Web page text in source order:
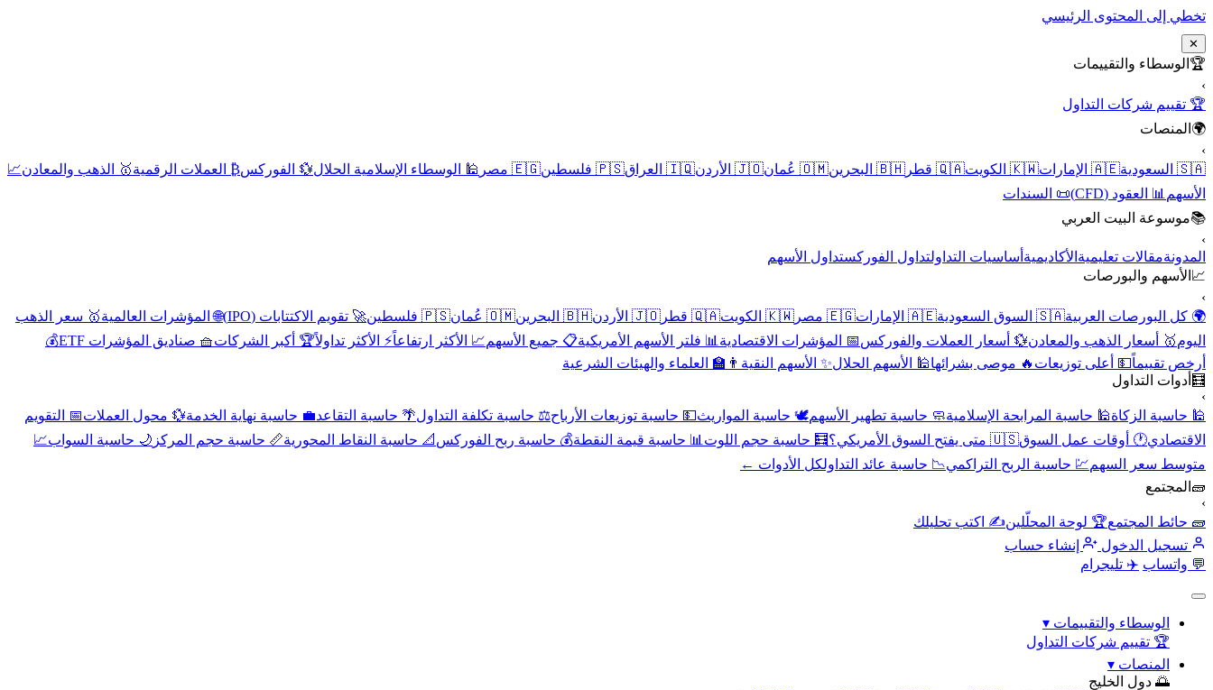
تخطي إلى المحتوى الرئيسي
✕
🏆 الوسطاء والتقييمات
›
🏆 تقييم شركات التداول
🌍 المنصات
›
🇸🇦 السعودية
🇦🇪 الإمارات 🇰🇼 الكويت 🇶🇦 قطر 🇧🇭 البحرين 🇴🇲 عُمان 🇯🇴 الأردن 🇮🇶 العراق 🇵🇸 فلسطين 🇪🇬 مصر 🕌 الوسطاء الإسلامية الحلال💱 الفوركس₿ العملات الرقمية🥇 الذهب والمعادن📈
الأسهم 📊 العقود (CFD)
📜 السندات
📚موسوعة البيت العربي
›
المدونةمقالات تعليمية الأكاديمية أساسيات التداولتداول الفوركستداول الأسهم
📈 الأسهم والبورصات
›
🌍 كل البورصات العربية🇸🇦 السوق السعودية 🇦🇪 الإمارات 🇪🇬 مصر 🇰🇼 الكويت 🇶🇦 قطر 🇯🇴 الأردن 🇧🇭 البحرين 🇴🇲 عُمان 🇵🇸 فلسطين 🚀 تقويم الاكتتابات (IPO) 🌐 المؤشرات العالمية🥇 سعر الذهب
اليوم🥇 أسعار الذهب والمعادن💱 أسعار العملات والفوركس📅 المؤشرات الاقتصادية 📊 فلتر الأسهم الأمريكية📋 جميع الأسهم📈 الأكثر ارتفاعاً⚡ الأكثر تداولاً🏆 أكبر الشركات🧺 صناديق المؤشرات ETF
💰
أرخص تقييماً💵 أعلى توزيعات 🔥 موصى بشرائها🕌 الأسهم الحلال✨ الأسهم النقية 👨‍🏫 العلماء والهيئات الشرعية
🧮 أدوات التداول
›
🕌 حاسبة الزكاة🕌 حاسبة المرابحة الإسلامية🧼 حاسبة تطهير الأسهم🕊️ حاسبة المواريث💵 حاسبة توزيعات الأرباح⚖️ حاسبة تكلفة التداول🌴 حاسبة التقاعد💼 حاسبة نهاية الخدمة💱 محول العملات📅 التقويم
الاقتصادي🕐 أوقات عمل السوق🇺🇸 متى يفتح السوق الأمريكي؟ 🧮 حاسبة حجم اللوت 📊 حاسبة قيمة النقطة💰 حاسبة ربح الفوركس 📐 حاسبة النقاط المحورية📏 حاسبة حجم المركز 🌙 حاسبة السواب📈
متوسط سعر السهم💹 حاسبة الربح التراكمي📉 حاسبة عائد التداولكل الأدوات ←
🧱 المجتمع
›
🧱 حائط المجتمع🏆 لوحة المحلّلين✍️ اكتب تحليلك
تسجيل الدخول
إنشاء حساب
💬 واتساب ✈️ تليجرام
الوسطاء والتقييمات ▾
🏆 تقييم شركات التداول
المنصات ▾
🌅 دول الخليج